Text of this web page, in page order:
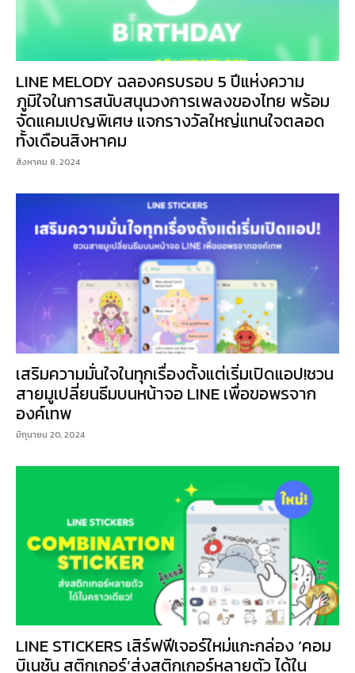
LINE MELODY ฉลองครบรอบ 5 ปีแห่งความ
ภูมิใจในการสนับสนุนวงการเพลงของไทย พร้อม
จัดแคมเปญพิเศษ แจกรางวัลใหญ่แทนใจตลอด
ทั้งเดือนสิงหาคม
สิงหาคม 8, 2024
เสริมความมั่นใจในทุกเรื่องตั้งแต่เริ่มเปิดแอป!ชวน
สายมูเปลี่ยนธีมบนหน้าจอ LINE เพื่อขอพรจาก
องค์เทพ
มิถุนายน 20, 2024
LINE STICKERS เสิร์ฟฟีเจอร์ใหม่แกะกล่อง ‘คอม
บิเนชัน สติกเกอร์’ส่งสติกเกอร์หลายตัว ได้ใน